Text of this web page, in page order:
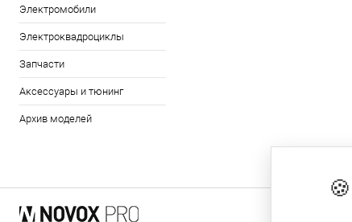
Электромобили
Электроквадроциклы
Запчасти
Аксессуары и тюнинг
Архив моделей
🍪